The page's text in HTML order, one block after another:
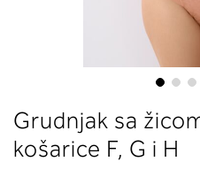
to
the
beginning
Grudnjak sa
košarice F, G i H